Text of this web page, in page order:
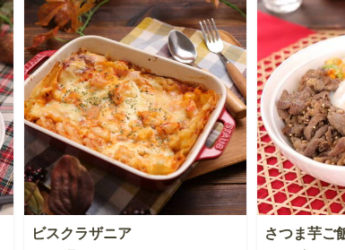
ビスクラザニア さつま芋ご